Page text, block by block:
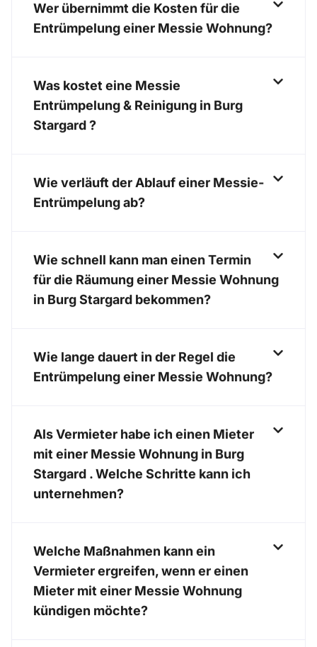
Wer übernimmt die Kosten für die
Entrümpelung einer Messie Wohnung?
Was kostet eine Messie
Entrümpelung & Reinigung in Burg
Stargard ?
Wie verläuft der Ablauf einer Messie-
Entrümpelung ab?
Wie schnell kann man einen Termin
für die Räumung einer Messie Wohnung
in Burg Stargard bekommen?
Wie lange dauert in der Regel die
Entrümpelung einer Messie Wohnung?
Als Vermieter habe ich einen Mieter
mit einer Messie Wohnung in Burg
Stargard . Welche Schritte kann ich
unternehmen?
Welche Maßnahmen kann ein
Vermieter ergreifen, wenn er einen
Mieter mit einer Messie Wohnung
kündigen möchte?